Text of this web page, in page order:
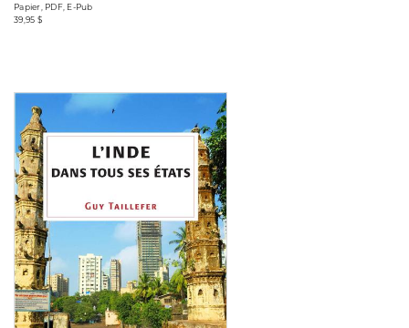
Papier, PDF, E-Pub
39,95 $